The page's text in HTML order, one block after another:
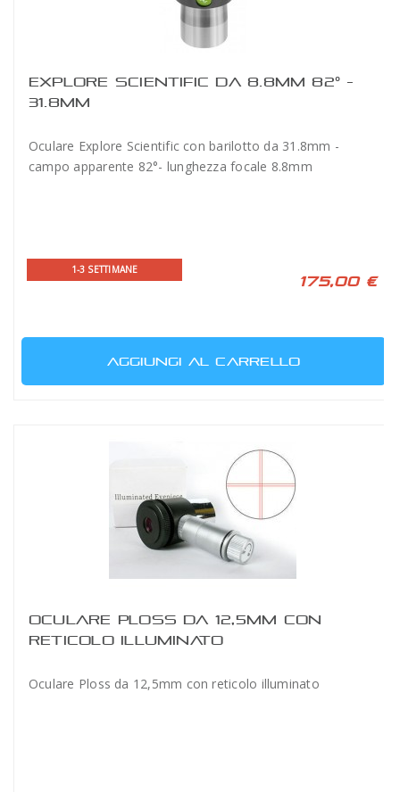
EXPLORE SCIENTIFIC DA 8.8MM 82° -
31.8MM
Oculare Explore Scientific con barilotto da 31.8mm -
campo apparente 82°- lunghezza focale 8.8mm
1-3 SETTIMANE
175,00 €
AGGIUNGI AL CARRELLO
OCULARE PLOSS DA 12,5MM CON
RETICOLO ILLUMINATO
Oculare Ploss da 12,5mm con reticolo illuminato